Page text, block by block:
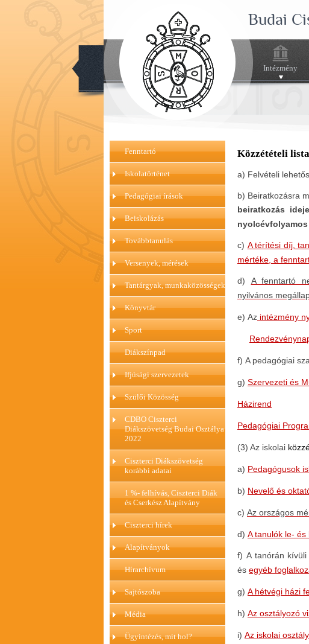
Budai
Intézmény
Fenntartó
Iskolatörténet
Pedagógiai írások
Beiskolázás
Továbbtanulás
Versenyek, mérések
Tantárgyak, munkaközösségek
Könyvtár
Sport
Diákszínpad
Ifjúsági szervezetek
Szülői Közösség
CDBO Ciszterci
Diákszövetség Budai Osztálya
2022
Ciszterci Diákszövetség
korábbi adatai
1 %- felhívás, Ciszterci Diák
és Cserkész Alapítvány
Ciszterci hírek
Alapítványok
Hírarchívum
Sajtószoba
Média
Ügyintézés, mit hol?
Közzétételi
a) Felvételi
b) Beiratkozásra
beiratkozás
c) A térítési díj,
mértéke, a
d) A fenntartó
nyilvános
e) Az intézmény
f) A pedagógiai
g) Szervezeti és
Házirend
Pedagógiai
(3) Az iskolai
a) Pedagógusok
b) Nevelő és
c) Az országos
d) A tanulók le-
f) A tanórán
és egyéb
g) A hétvégi házi
h) Az osztályozó
i) Az iskolai